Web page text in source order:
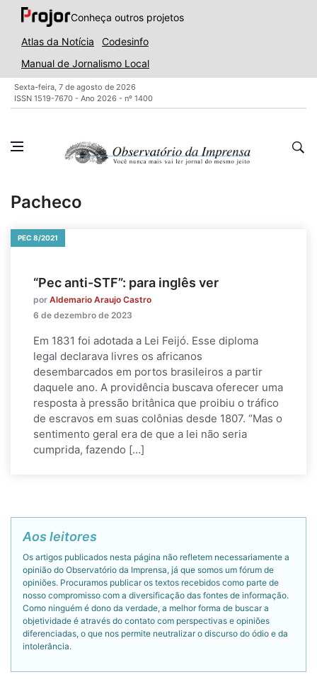
Conheça outros projetos
Atlas da Notícia
Codesinfo
Manual de Jornalismo Local
Sexta-feira, 7 de agosto de 2026
ISSN 1519-7670 - Ano 2026 - nº 1400
Pacheco
PEC 8/2021
“Pec anti-STF”: para inglês ver
por Aldemario Araujo Castro
6 de dezembro de 2023
Em 1831 foi adotada a Lei Feijó. Esse diploma
legal declarava livres os africanos
desembarcados em portos brasileiros a partir
daquele ano. A providência buscava oferecer uma
resposta à pressão britânica que proibiu o tráfico
de escravos em suas colônias desde 1807. “Mas o
sentimento geral era de que a lei não seria
cumprida, fazendo […]
Aos leitores
Os artigos publicados nesta página não refletem necessariamente a
opinião do Observatório da Imprensa, já que somos um fórum de
opiniões. Procuramos publicar os textos recebidos como parte de
nosso compromisso com a diversificação das fontes de informação.
Como ninguém é dono da verdade, a melhor forma de buscar a
objetividade é através do contato com perspectivas e opiniões
diferenciadas, o que nos permite neutralizar o discurso do ódio e da
intolerância.